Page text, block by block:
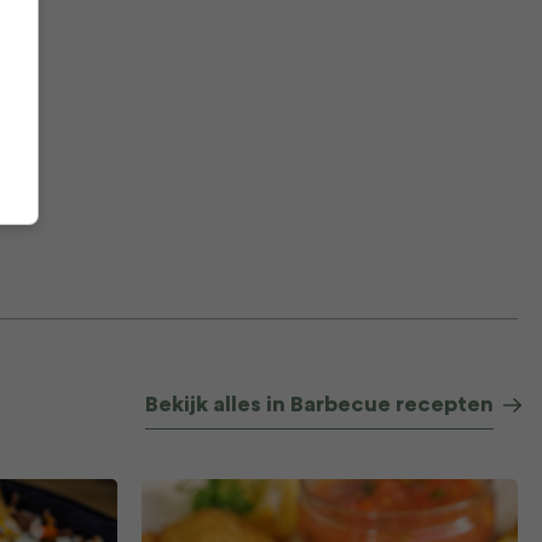
Bekijk alles in Barbecue recepten